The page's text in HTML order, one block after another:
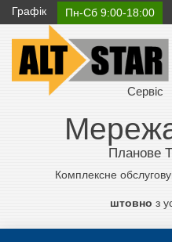
Графік Пн-Сб 9:00-18:00
Сервіс
Планове
Комплексне
штовно з